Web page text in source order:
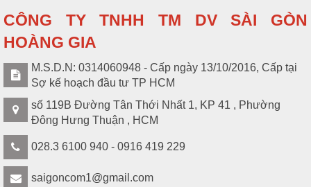
CÔNG TY TNHH TM DV SÀI GÒN
HOÀNG GIA
M.S.D.N: 0314060948 - Cấp ngày 13/10/2016, Cấp tại
Sợ kế hoạch đầu tư TP HCM
số 119B Đường Tân Thới Nhất 1, KP 41 , Phường
Đông Hưng Thuận , HCM
028.3 6100 940 - 0916 419 229
saigoncom1@gmail.com